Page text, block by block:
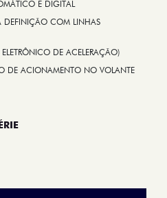
E DIGITAL
DEFINIÇÃO COM LINHAS
DE ACELERAÇÃO)
DE ACIONAMENTO NO VOLANTE